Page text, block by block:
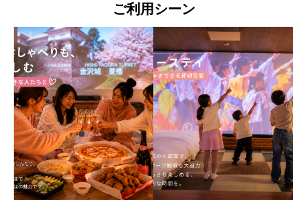
ご利用シーン